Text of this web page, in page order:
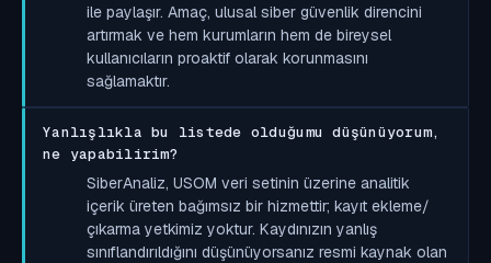
ile paylaşır. Amaç, ulusal siber güvenlik direncini
artırmak ve hem kurumların hem de bireysel
kullanıcıların proaktif olarak korunmasını
sağlamaktır.
Yanlışlıkla bu listede olduğumu düşünüyorum,
ne yapabilirim?
SiberAnaliz, USOM veri setinin üzerine analitik
içerik üreten bağımsız bir hizmettir; kayıt ekleme/
çıkarma yetkimiz yoktur. Kaydınızın yanlış
sınıflandırıldığını düşünüyorsanız resmi kaynak olan